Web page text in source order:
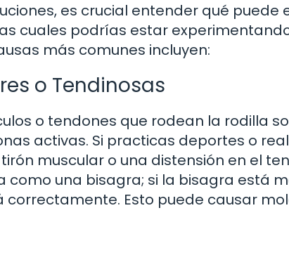
es crucial entender qué puede
cuales podrías estar
más comunes incluyen:
o Tendinosas
o tendones que rodean la rodilla
activas. Si practicas deportes o
muscular o una distensión en el
como una bisagra; si la bisagra está
Esto puede causar